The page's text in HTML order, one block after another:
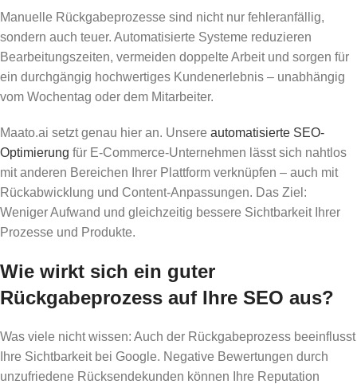
Manuelle Rückgabeprozesse sind nicht nur fehleranfällig,
sondern auch teuer. Automatisierte Systeme reduzieren
Bearbeitungszeiten, vermeiden doppelte Arbeit und sorgen für
ein durchgängig hochwertiges Kundenerlebnis – unabhängig
vom Wochentag oder dem Mitarbeiter.
Maato.ai setzt genau hier an. Unsere automatisierte SEO-
Optimierung für E-Commerce-Unternehmen lässt sich nahtlos
mit anderen Bereichen Ihrer Plattform verknüpfen – auch mit
Rückabwicklung und Content-Anpassungen. Das Ziel:
Weniger Aufwand und gleichzeitig bessere Sichtbarkeit Ihrer
Prozesse und Produkte.
Wie wirkt sich ein guter
Rückgabeprozess auf Ihre SEO aus?
Was viele nicht wissen: Auch der Rückgabeprozess beeinflusst
Ihre Sichtbarkeit bei Google. Negative Bewertungen durch
unzufriedene Rücksendekunden können Ihre Reputation